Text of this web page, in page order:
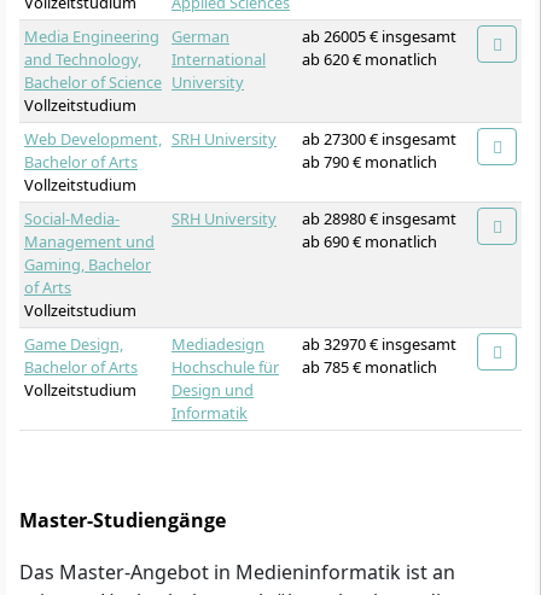
Media Engineering
and Technology,
Bachelor of Science
Vollzeitstudium
German
International
University
ab 26005 € insgesamt
ab 620 € monatlich
Web Development,
Bachelor of Arts
Vollzeitstudium
SRH University
ab 27300 € insgesamt
ab 790 € monatlich
Social-Media-
Management und
Gaming, Bachelor
of Arts
Vollzeitstudium
SRH University
ab 28980 € insgesamt
ab 690 € monatlich
Game Design,
Bachelor of Arts
Vollzeitstudium
Mediadesign
Hochschule für
Design und
Informatik
ab 32970 € insgesamt
ab 785 € monatlich
Master-Studiengänge
Das Master-Angebot in Medieninformatik ist an